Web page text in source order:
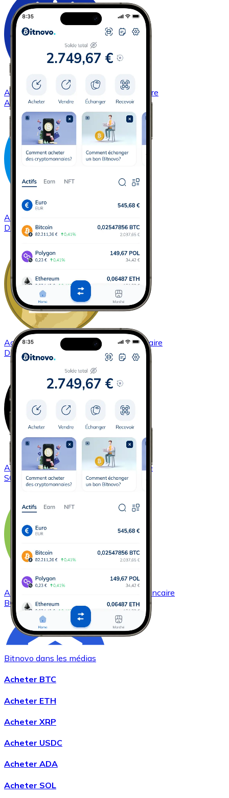
AcheterCardanoavec virement bancaire
ADA
Acheter
DASH
Acheter Dogecoin
avec virement bancaire
DOGE
AcheterSolana
avec virement bancaire
SOL
Acheter
avec virement bancaire
BCH
Acheter Chainlink
LINK
Bitnovo dans les médias
Acheter BTC
Acheter ETH
Acheter XRP
Acheter USDC
Acheter ADA
Acheter SOL